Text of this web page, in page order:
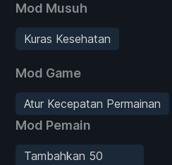
Mod Musuh
Kuras Kesehatan
Mod Game
Atur Kecepatan Permainan
Mod Pemain
Tambahkan 50